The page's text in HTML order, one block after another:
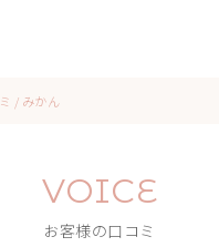
/ みかん
VOICE
お客様の口コミ